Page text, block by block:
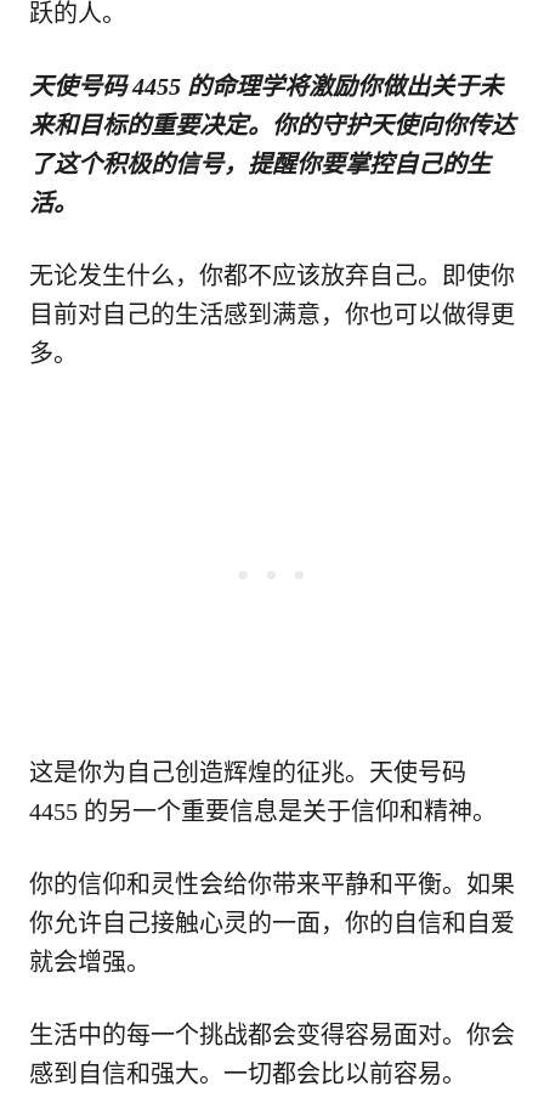
跃的人。
天使号码 4455 的命理学将激励你做出关于未
来和目标的重要决定。你的守护天使向你传达
了这个积极的信号，提醒你要掌控自己的生
活。
无论发生什么，你都不应该放弃自己。即使你
目前对自己的生活感到满意，你也可以做得更
多。
这是你为自己创造辉煌的征兆。天使号码
4455 的另一个重要信息是关于信仰和精神。
你的信仰和灵性会给你带来平静和平衡。如果
你允许自己接触心灵的一面，你的自信和自爱
就会增强。
生活中的每一个挑战都会变得容易面对。你会
感到自信和强大。一切都会比以前容易。